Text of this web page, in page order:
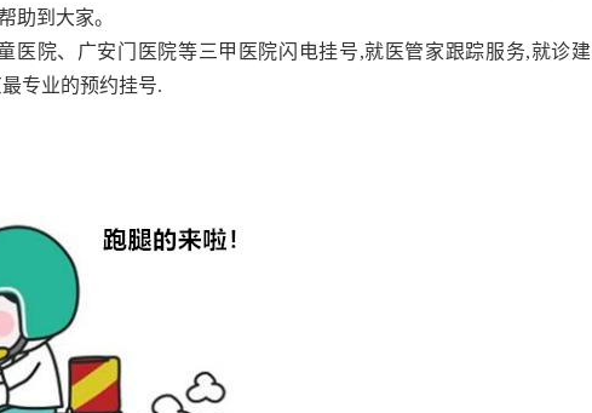
助到大家。
医院、广安门医院等三甲医院闪电挂号,就医管家跟踪服务,就诊建
专业的预约挂号.